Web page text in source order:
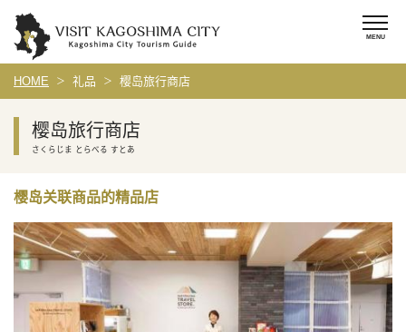
HOME 礼品 樱岛旅行商店
樱岛旅行商店
さくらじま とらべる すとあ
樱岛关联商品的精品店